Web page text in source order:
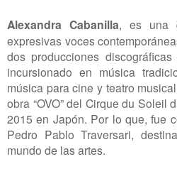
Alexandra Cabanilla, es una
expresivas voces
dos producciones
incursionado en música
música para cine y teatro
obra “OVO” del Cirque du Soleil
2015 en Japón. Por lo que, fue
Pedro Pablo Traversari,
mundo de las artes.